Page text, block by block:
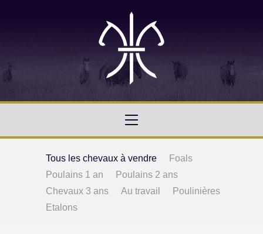
Tous les chevaux à vendre
Foals
Poulains 1 an
Poulains 2 ans
Chevaux 3 ans
Au travail
Poulinières
Etalons